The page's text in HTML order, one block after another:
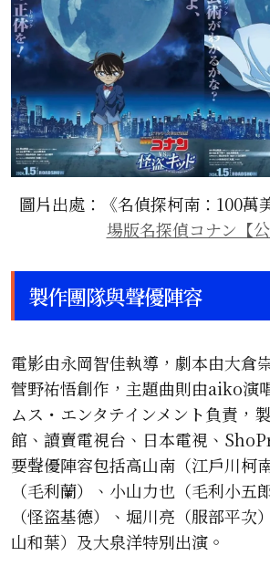
圖片出處：《名偵探柯南：100萬
場版名探偵コナン【公
製作團隊與聲優陣容
電影由永岡智佳執導，劇本由大倉
菅野祐悟創作，主題曲則由aiko演
ムス・エンタテインメント負責，
館、讀賣電視台、日本電視、
要聲優陣容包括高山南（江戶川柯
（毛利蘭）、小山力也（毛利小五
（怪盜基德）、堀川亮（服部平次
山和葉）及大泉洋特別出演。